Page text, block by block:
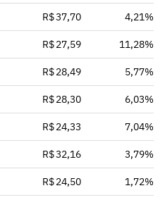
R$ 37,70 4,21%
R$ 27,59 11,28%
R$ 28,49 5,77%
R$ 28,30 6,03%
R$ 24,33 7,04%
R$ 32,16 3,79%
R$ 24,50 1,72%